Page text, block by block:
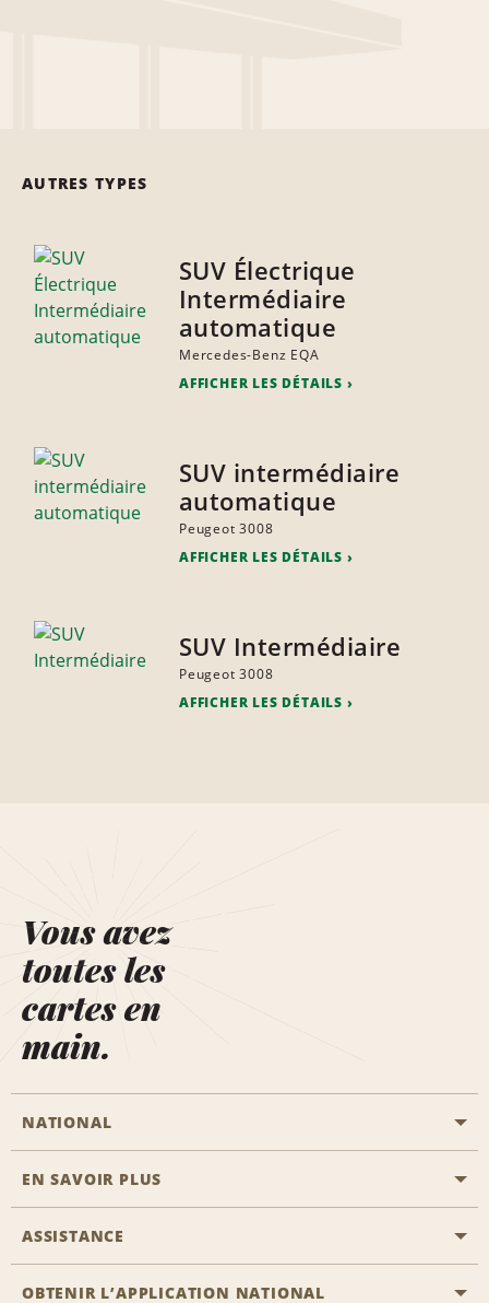
AUTRES TYPES
SUV Électrique
Intermédiaire
automatique
Mercedes-Benz EQA
AFFICHER LES DÉTAILS
SUV intermédiaire
automatique
Peugeot 3008
AFFICHER LES DÉTAILS
SUV Intermédiaire
Peugeot 3008
AFFICHER LES DÉTAILS
Vous avez
toutes les
cartes en
main.
NATIONAL
Passer une réservation
Solutions pour les professionnels
EN SAVOIR PLUS
Carrière
ASSISTANCE
Accessibilité
OBTENIR L’APPLICATION NATIONAL